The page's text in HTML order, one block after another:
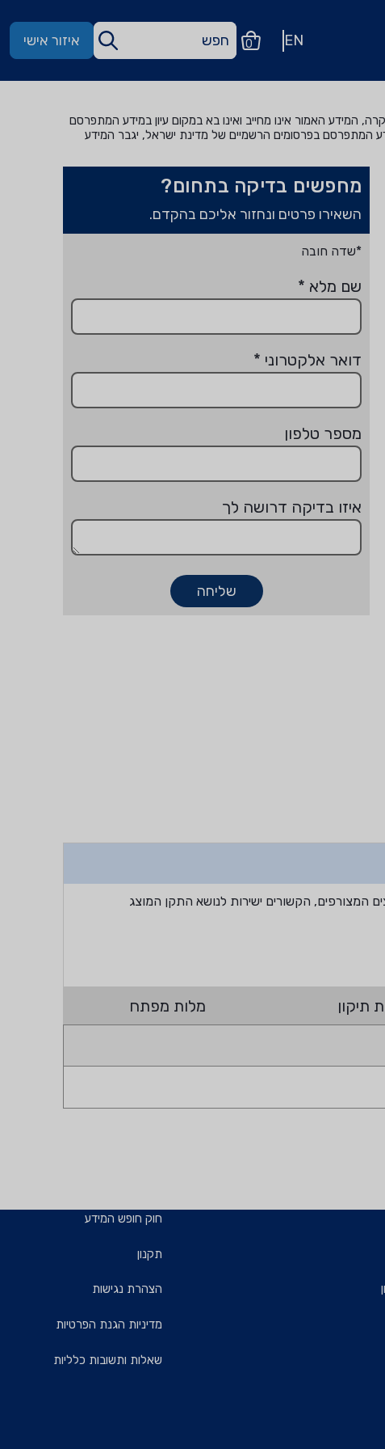
EN
0 איזור אישי
המידע האמור אינו מחייב ואינו בא במקום עיון במידע המתפרסם
המתפרסם בפרסומים הרשמיים של מדינת ישראל, יגבר המידע
מחפשים בדיקה בתחום?
השאירו פרטים ונחזור אליכם בהקדם.
*שדה חובה
שם מלא *
דואר אלקטרוני *
מספר טלפון
איזו בדיקה דרושה לך
שליחה
המצורפים, הקשורים ישירות לנושא התקן המוצג
תיקון מלות מפתח
חוק חופש המידע
תקנון
הצהרת נגישות
מדיניות הגנת הפרטיות
שאלות ותשובות כלליות